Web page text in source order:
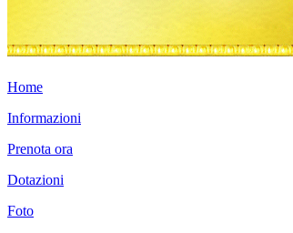
Home
Informazioni
Prenota ora
Dotazioni
Foto